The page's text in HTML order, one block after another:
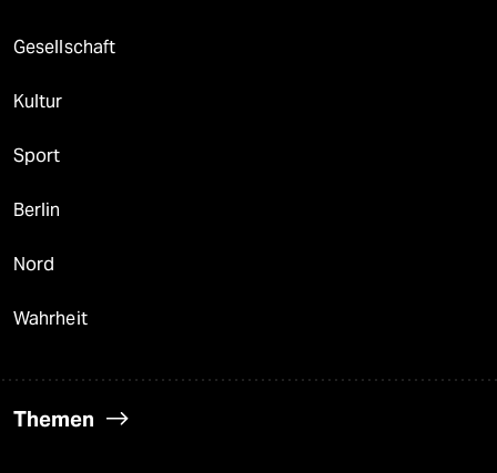
Gesellschaft
Kultur
Sport
Berlin
Nord
Wahrheit
Themen